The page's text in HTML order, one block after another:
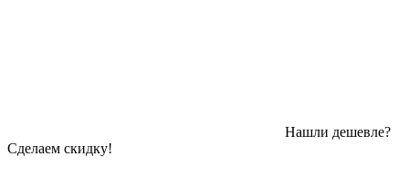
Нашли дешевле?
Сделаем скидку!